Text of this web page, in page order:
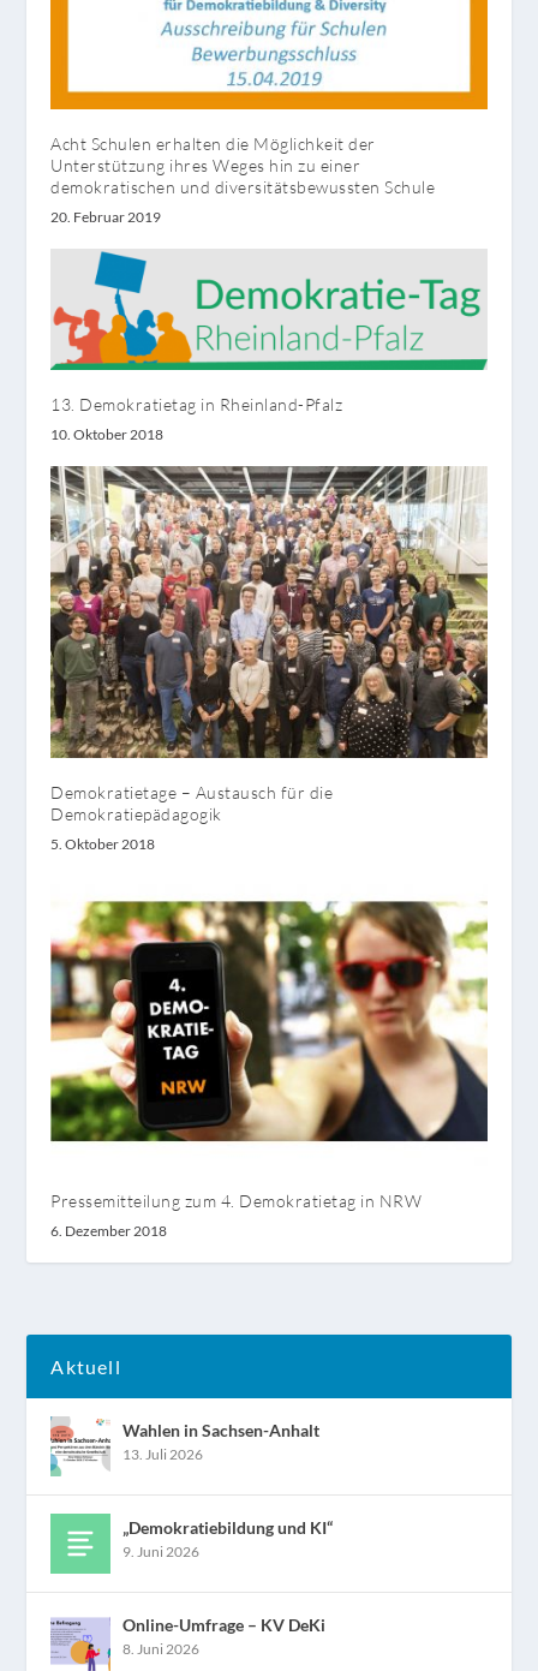
Acht Schulen erhalten die Möglichkeit der
Unterstützung ihres Weges hin zu einer
demokratischen und diversitätsbewussten Schule
20. Februar 2019
13. Demokratietag in Rheinland-Pfalz
10. Oktober 2018
Demokratietage – Austausch für die
Demokratiepädagogik
5. Oktober 2018
Pressemitteilung zum 4. Demokratietag in NRW
6. Dezember 2018
Aktuell
Wahlen in Sachsen-Anhalt
13. Juli 2026
„Demokratiebildung und KI“
9. Juni 2026
Online-Umfrage – KV DeKi
8. Juni 2026